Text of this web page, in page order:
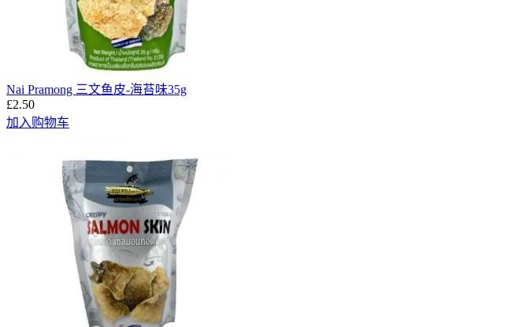
Nai Pramong 三文鱼皮-海苔味35g
£2.50
加入购物车